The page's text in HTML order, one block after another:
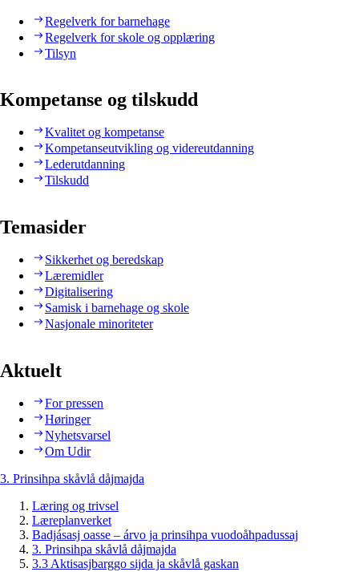
Regelverk for barnehage
Regelverk for skole og opplæring
Tilsyn
Kompetanse og tilskudd
Kvalitet og kompetanse
Kompetanseutvikling og videreutdanning
Lederutdanning
Tilskudd
Temasider
Sikkerhet og beredskap
Læremidler
Digitalisering
Samisk i barnehage og skole
Nasjonale minoriteter
Aktuelt
For pressen
Høringer
Nyhetsvarsel
Om Udir
3. Prinsihpa skåvlå dåjmajda
Læring og trivsel
Læreplanverket
Badjásasj oasse – árvo ja prinsihpa vuodoåhpadussaj
3. Prinsihpa skåvlå dåjmajda
3.3 Aktisasjbarggo sijda ja skåvlå gaskan